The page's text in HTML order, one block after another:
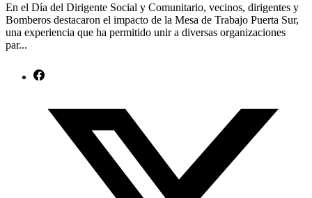
En el Día del Dirigente Social y Comunitario, vecinos, dirigentes y
Bomberos destacaron el impacto de la Mesa de Trabajo Puerta Sur,
una experiencia que ha permitido unir a diversas organizaciones
par...